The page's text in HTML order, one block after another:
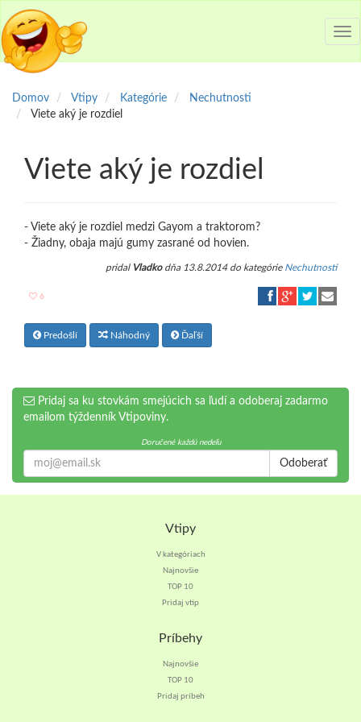
Domov Vtipy Kategórie
Nechutnosti
Viete aký je rozdiel
Viete aký je rozdiel
- Viete aký je rozdiel medzi Gayom a traktorom?
- Žiadny, obaja majú gumy zasrané od hovien.
pridal Vladkodňa 13.8.2014 do kategórie Nechutnosti
6
Predošlí Náhodný Ďaľší
Pridaj sa ku stovkám smejúcich sa ľudí a odoberaj zadarmo
emailom týždenník Vtipoviny.
Doručené každú nedeľu
Odoberať
Vtipy
V kategóriach
Najnovšie
TOP 10
Pridaj vtip
Príbehy
Najnovšie
TOP 10
Pridaj príbeh